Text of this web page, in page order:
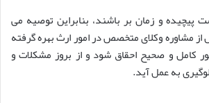
پیچیده و زمان بر باشند، بنابراین توصیه می
مشاوره وکلای متخصص در امور ارث بهره گرفته
کامل و صحیح احقاق شود و از بروز مشکلات و
به عمل آید.